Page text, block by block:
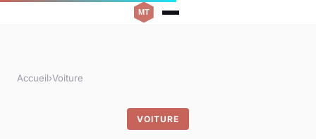
Accueil›Voiture
VOITURE